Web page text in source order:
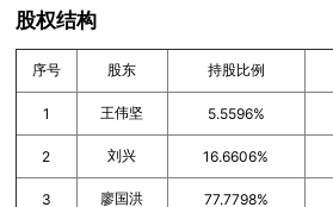
股权结构
序号 股东 持股比例
1 王伟坚 5.5596%
2 刘兴 16.6606%
3 廖国洪 77.7798%